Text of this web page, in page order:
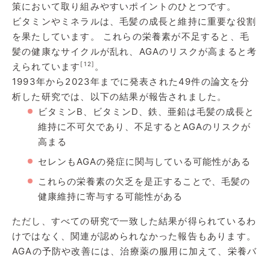
策において取り組みやすいポイントのひとつです。
ビタミンやミネラルは、毛髪の成長と維持に重要な役割
を果たしています。 これらの栄養素が不足すると、毛
髪の健康なサイクルが乱れ、AGAのリスクが高まると考
えられています [12] 。
1993年から2023年までに発表された49件の論文を分
析した研究では、以下の結果が報告されました。
ビタミンB、ビタミンD、鉄、亜鉛は毛髪の成長と
維持に不可欠であり、不足するとAGAのリスクが
高まる
セレンもAGAの発症に関与している可能性がある
これらの栄養素の欠乏を是正することで、毛髪の
健康維持に寄与する可能性がある
ただし、すべての研究で一致した結果が得られているわ
けではなく、関連が認められなかった報告もあります。
AGAの予防や改善には、治療薬の服用に加えて、栄養バ